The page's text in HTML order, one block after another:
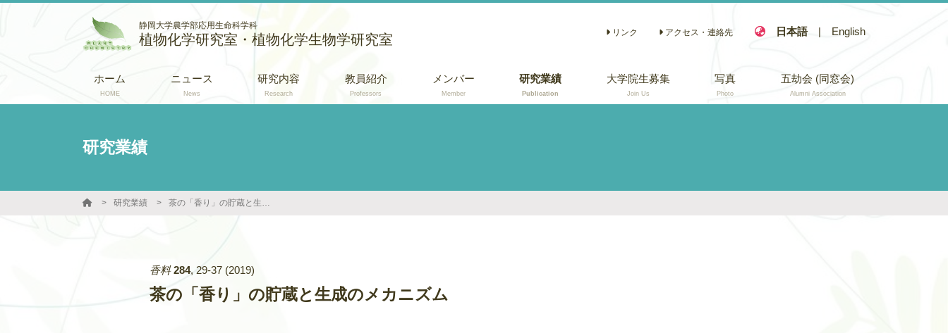
静岡大学農学部応用生命科学科
植物化学研究室・植物化学生物学研究室 リンク アクセス・連絡先 日本語 | English
ホーム
HOME
ニュース
News
研究内容
Research
教員紹介
Professors
メンバー
Member
研究業績
Publication
大学院生募集
Join Us
写真
Photo
五劫会 (同窓会)
Alumni Association
研究業績
研究業績 茶の「香り」の貯蔵と生成のメカニズム
香料 284, 29-37 (2019)
茶の「香り」の貯蔵と生成のメカニズム